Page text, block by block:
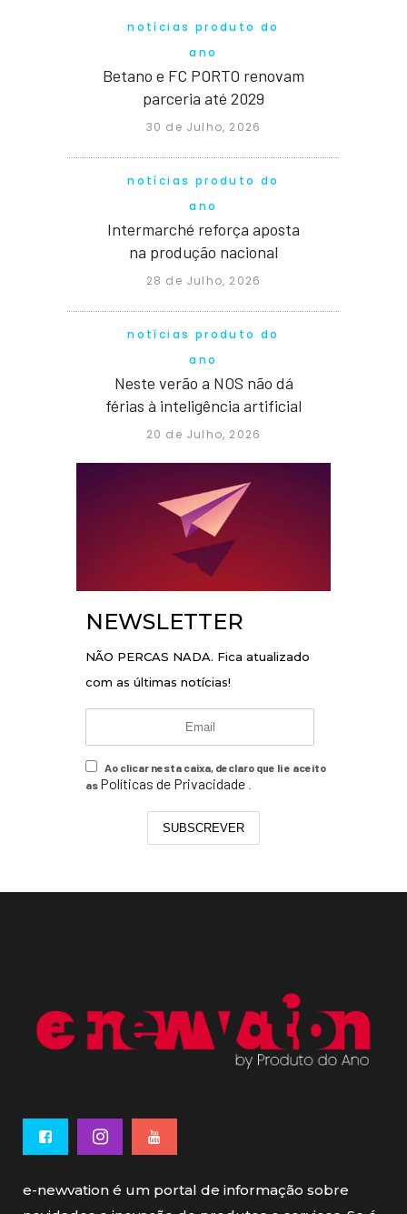
notícias produto do
ano
Betano e FC PORTO renovam
parceria até 2029
30 de Julho, 2026
notícias produto do
ano
Intermarché reforça aposta
na produção nacional
28 de Julho, 2026
notícias produto do
ano
Neste verão a NOS não dá
férias à inteligência artificial
20 de Julho, 2026
NEWSLETTER
NÃO PERCAS NADA. Fica atualizado
com as últimas notícias!
Ao clicar nesta caixa, declaro que li e aceito
as Políticas de Privacidade
SUBSCREVER
e-newvation é um portal de informação sobre